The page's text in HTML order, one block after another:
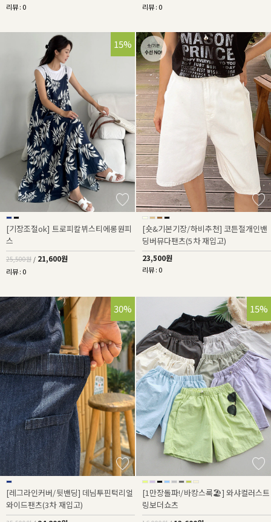
리뷰 : 0 리뷰 : 0
15%
[기장조절ok] 트로피칼뷔스티에롱원피
스
25,500원 / 21,600원
리뷰 : 0
[숏&기본기장/하비추천] 코튼절개인밴
딩버뮤다팬츠(5차 재입고)
23,500원
리뷰 : 0
30%
[레그라인커버/뒷밴딩] 데님투핀턱리얼
와이드팬츠(3차 재입고)
15%
[1만장돌파!/바캉스룩🏖️] 와샤컬러스트
링보더쇼츠